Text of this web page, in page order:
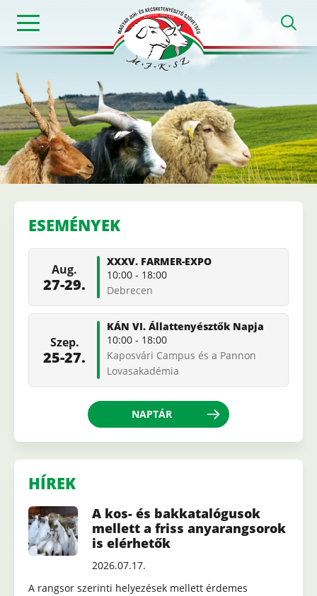
Magyar
Juh-
és
Szövetség
ESEMÉNYEK
NAPTÁR
Aug.
27-29.
XXXV. FARMER-EXPO
10:00 - 18:00
Debrecen
Szep.
25-27.
KÁN VI. Állattenyésztők Napja
10:00 - 18:00
Kaposvári Campus és a Pannon
Lovasakadémia
HÍREK
A kos- és bakkatalógusok
mellett a friss anyarangsorok
is elérhetők
2026.07.17.
A rangsor szerinti helyezések mellett érdemes